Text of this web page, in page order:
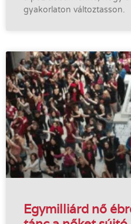
gyakorlaton változtasson.
Egymilliárd nő